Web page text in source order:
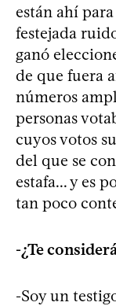
están ahí
festejada
ganó
de que fuera
números
personas
cuyos votos
del que se
estafa... y es
tan poco
-¿Te
-Soy un